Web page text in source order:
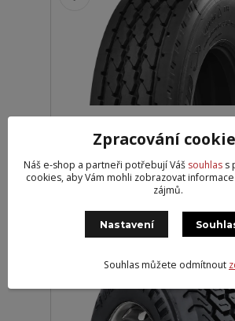
Insa Turbo 315/80R22,5
TZY-2 SM CC
6 829 Kč /ks
5 644 Kčbez DPH
Zpracování
Náš e-shop a partneři potřebují Váš souhlass
cookies, aby Vám mohli zobrazovat informace
zájmů.
Nastavení
Souhlas můžete odmítnout